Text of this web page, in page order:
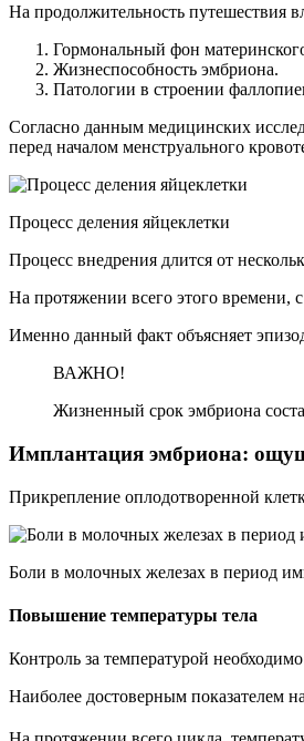
На продолжительность путешествия
Гормональный фон
Жизнеспособность эмбриона.
Патологии в строении
Согласно данным медицинских
перед началом менструального
Процесс деления яйцеклетки
Процесс внедрения длится от
На протяжении всего этого времени,
Именно данный факт объясняет
ВАЖНО!
Жизненный срок эмбриона
Имплантация эмбриона:
Прикрепление оплодотворенной
Боли в молочных железах в период
Повышение температуры тела
Контроль за температурой
Наиболее достоверным показателем